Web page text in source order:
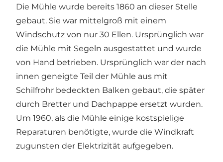
Die Mühle wurde bereits 1860 an dieser Stelle
gebaut. Sie war mittelgroß mit einem
Windschutz von nur 30 Ellen. Ursprünglich war
die Mühle mit Segeln ausgestattet und wurde
von Hand betrieben. Ursprünglich war der nach
innen geneigte Teil der Mühle aus mit
Schilfrohr bedeckten Balken gebaut, die später
durch Bretter und Dachpappe ersetzt wurden.
Um 1960, als die Mühle einige kostspielige
Reparaturen benötigte, wurde die Windkraft
zugunsten der Elektrizität aufgegeben.